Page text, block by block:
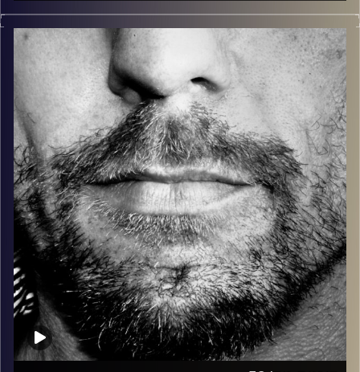
זיפים, מוזיקה מחוספסת של הופעות חיות. הרבה ג'אם, רוק,
בלוז, bluegrass, ג'אז, Fאנק, פרוגרסיב ואפילו אלקטרוניקה.
כל מה שחי, אמיתי ונושם.
עם שמוליק רגב.
קרדיט תמונות: David Goehring